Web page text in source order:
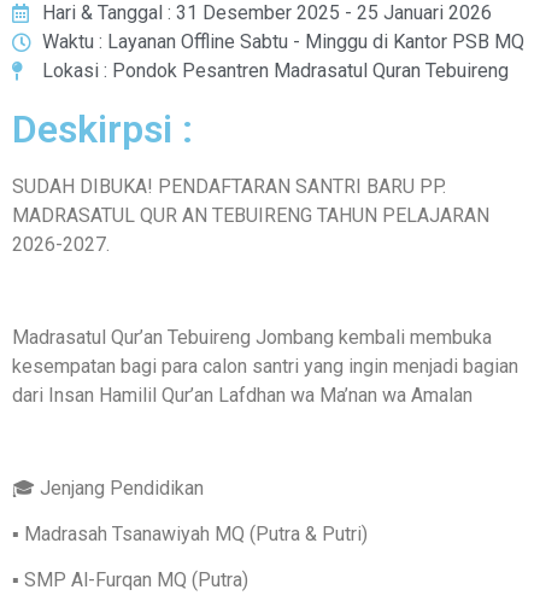
Hari & Tanggal : 31 Desember 2025 - 25 Januari 2026
Waktu : Layanan Offline Sabtu - Minggu di Kantor PSB MQ
Lokasi : Pondok Pesantren Madrasatul Quran Tebuireng
Deskirpsi :
SUDAH DIBUKA! PENDAFTARAN SANTRI BARU PP.
MADRASATUL QUR AN TEBUIRENG TAHUN PELAJARAN
2026-2027.
Madrasatul Qur’an Tebuireng Jombang kembali membuka
kesempatan bagi para calon santri yang ingin menjadi bagian
dari Insan Hamilil Qur’an Lafdhan wa Ma’nan wa Amalan
🎓 Jenjang Pendidikan
▪ Madrasah Tsanawiyah MQ (Putra & Putri)
▪ SMP Al-Furqan MQ (Putra)